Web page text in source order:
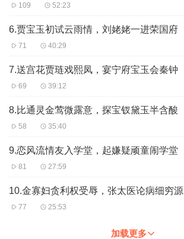
109 52:23
6.贾宝玉初试云雨情，刘姥姥一进荣国府
71 40:29
7.送宫花贾琏戏熙凤，宴宁府宝玉会秦钟
69 39:12
8.比通灵金莺微露意，探宝钗黛玉半含酸
58 35:40
9.恋风流情友入学堂，起嫌疑顽童闹学堂
81 27:59
10.金寡妇贪利权受辱，张太医论病细穷源
77 25:53
加载更多